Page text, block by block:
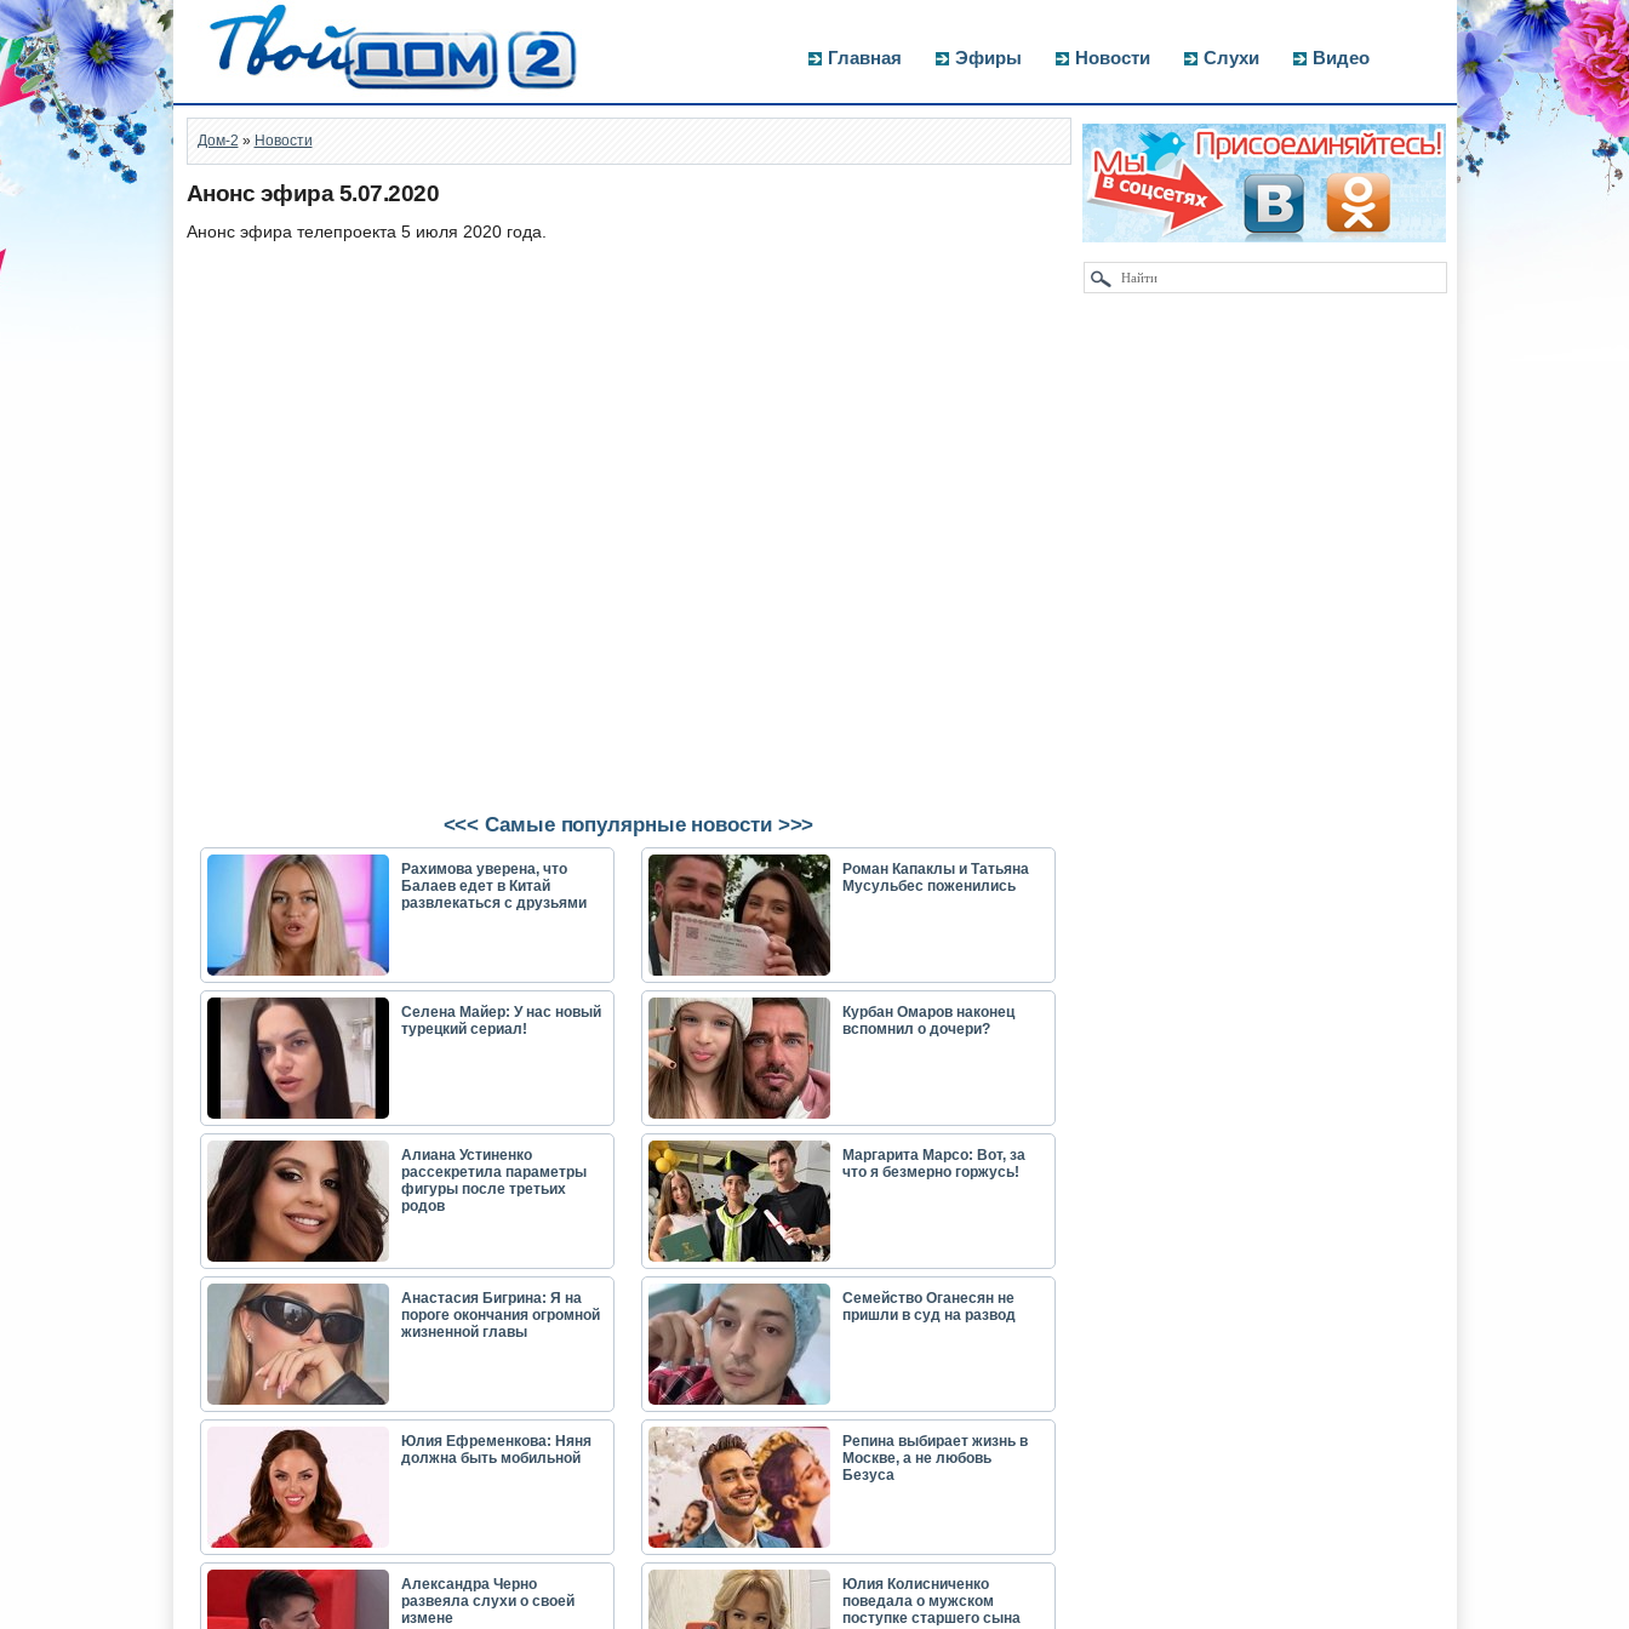
Главная Эфиры Новости Слухи Видео
Дом-2 » Новости
Анонс эфира 5.07.2020
Анонс эфира телепроекта 5 июля 2020 года.
<<< Самые популярные новости >>>
Рахимова уверена, что
Балаев едет в Китай
развлекаться с друзьями
Роман Капаклы и Татьяна
Мусульбес поженились
Селена Майер: У нас новый
турецкий сериал!
Курбан Омаров наконец
вспомнил о дочери?
Алиана Устиненко
рассекретила параметры
фигуры после третьих
родов
Маргарита Марсо: Вот, за
что я безмерно горжусь!
Анастасия Бигрина: Я на
пороге окончания огромной
жизненной главы
Семейство Оганесян не
пришли в суд на развод
Юлия Ефременкова: Няня
должна быть мобильной
Репина выбирает жизнь в
Москве, а не любовь
Безуса
Александра Черно
развеяла слухи о своей
измене
Юлия Колисниченко
поведала о мужском
поступке старшего сына